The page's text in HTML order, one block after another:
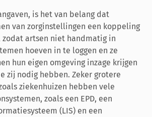
is het van belang dat
van zorginstellingen een koppeling
zodat artsen niet handmatig in
hoeven in te loggen en ze
hun eigen omgeving inzage krijgen
zij nodig hebben. Zeker grotere
ziekenhuizen hebben vele
zoals een EPD, een
(LIS) en een